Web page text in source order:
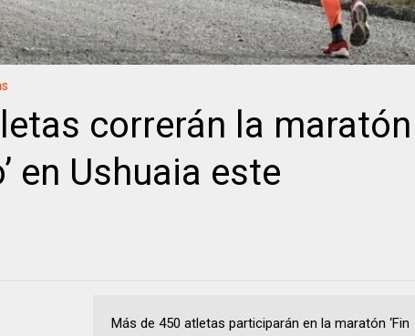
correrán la maratón
en Ushuaia este
Más de 450 atletas participarán en la maratón ‘Fin